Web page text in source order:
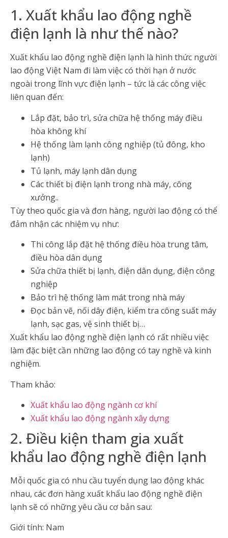
1. Xuất khẩu lao động nghề
điện lạnh là như thế nào?
Xuất khẩu lao động nghề điện lạnh là hình thức người
lao động Việt Nam đi làm việc có thời hạn ở nước
ngoài trong lĩnh vực điện lạnh – tức là các công việc
liên quan đến:
Lắp đặt, bảo trì, sửa chữa hệ thống máy điều
hòa không khí
Hệ thống làm lạnh công nghiệp (tủ đông, kho
lạnh)
Tủ lạnh, máy lạnh dân dụng
Các thiết bị điện lạnh trong nhà máy, công
xưởng..
Tùy theo quốc gia và đơn hàng, người lao động có thể
đảm nhận các nhiệm vụ như:
Thi công lắp đặt hệ thống điều hòa trung tâm,
điều hòa dân dụng
Sửa chữa thiết bị lạnh, điện dân dụng, điện công
nghiệp
Bảo trì hệ thống làm mát trong nhà máy
Đọc bản vẽ, nối dây điện, kiểm tra công suất máy
lạnh, sạc gas, vệ sinh thiết bị…
Xuất khẩu lao động nghề điện lạnh có rất nhiều việc
làm đặc biệt cần những lao động có tay nghề và kinh
nghiệm.
Tham khảo:
Xuất khẩu lao động ngành cơ khí
Xuất khẩu lao động ngành xây dựng
2. Điều kiện tham gia xuất
khẩu lao động nghề điện lạnh
Mỗi quốc gia có nhu cầu tuyển dụng lao động khác
nhau, các đơn hàng xuất khẩu lao động nghề điện
lạnh sẽ có những yêu cầu cơ bản sau:
Giới tính: Nam